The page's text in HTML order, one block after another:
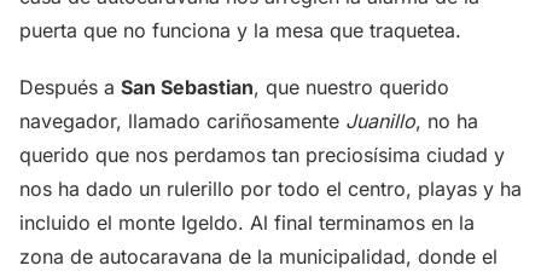
puerta que no funciona y la mesa que traquetea.
Después a San Sebastian, que nuestro querido
navegador, llamado cariñosamente Juanillo, no ha
querido que nos perdamos tan preciosísima ciudad y
nos ha dado un rulerillo por todo el centro, playas y ha
incluido el monte Igeldo. Al final terminamos en la
zona de autocaravana de la municipalidad, donde el